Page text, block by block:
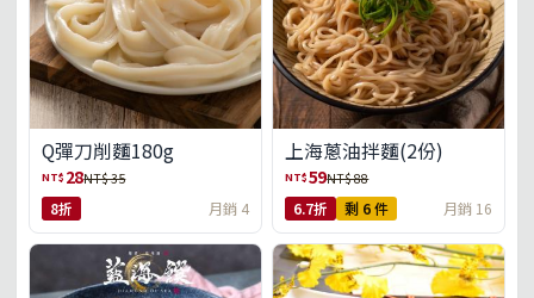
Q彈刀削麵180g
NT$ 28NT$ 35
8折 月銷 4
上海蔥油拌麵(2份)
NT$59NT$ 88
6.7折 剩 6 件 月銷 16